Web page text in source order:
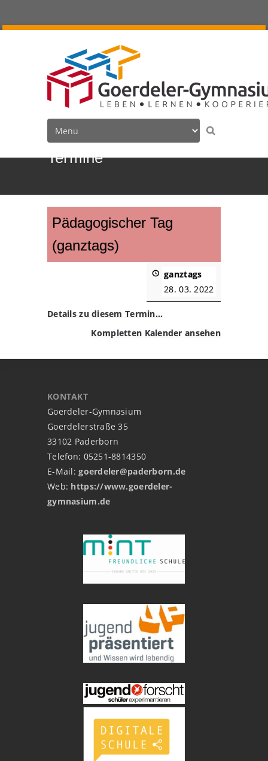
Termine
Pädagogischer Tag
(ganztags)
ganztags
28. 03. 2022
Details zu diesem Termin…
Kompletten Kalender ansehen
KONTAKT
Goerdeler-Gymnasium
Goerdelerstraße 35
33102 Paderborn
Telefon: 05251-8814350
E-Mail:goerdeler@paderborn.de
Web: https://www.goerdeler-
gymnasium.de